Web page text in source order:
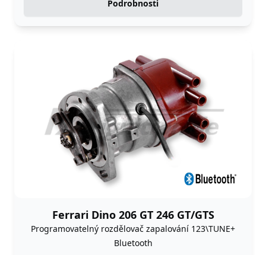
Podrobnosti
Ferrari Dino 206 GT 246 GT/GTS
Programovatelný rozdělovač zapalování 123\TUNE+
Bluetooth